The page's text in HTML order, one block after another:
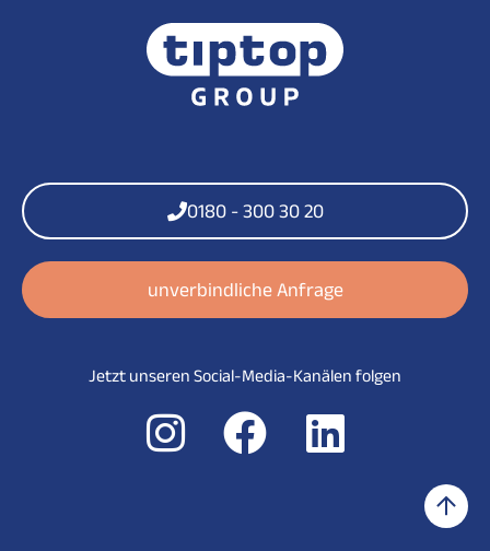
0180 - 300 30 20
unverbindliche Anfrage
Jetzt unseren Social-Media-Kanälen folgen